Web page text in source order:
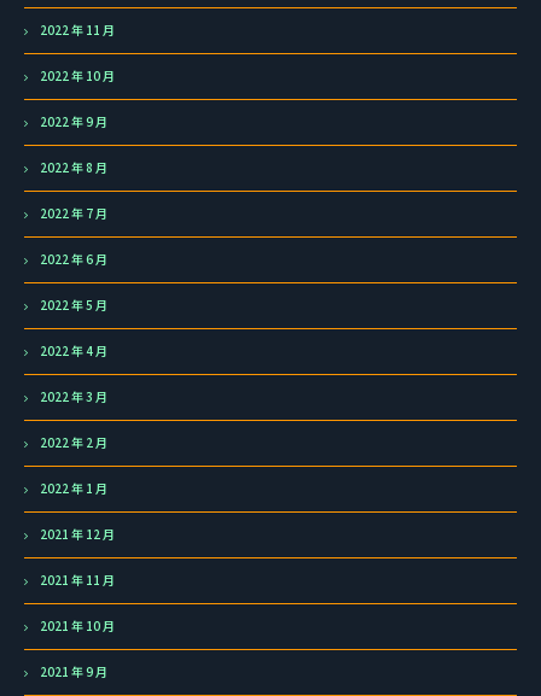
2022 年 11 月
2022 年 10 月
2022 年 9 月
2022 年 8 月
2022 年 7 月
2022 年 6 月
2022 年 5 月
2022 年 4 月
2022 年 3 月
2022 年 2 月
2022 年 1 月
2021 年 12 月
2021 年 11 月
2021 年 10 月
2021 年 9 月